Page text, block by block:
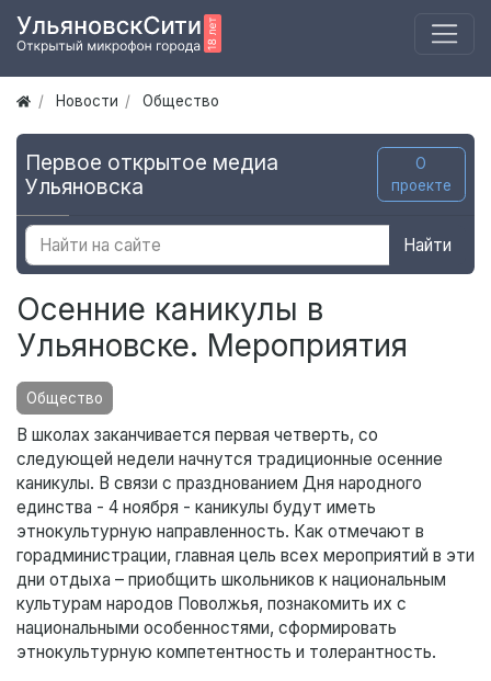
Новости Общество
Первое открытое медиа
Ульяновска
О
проекте
Найти
Осенние каникулы в
Ульяновске. Мероприятия
Общество
В школах заканчивается первая четверть, со
следующей недели начнутся традиционные осенние
каникулы. В связи с празднованием Дня народного
единства - 4 ноября - каникулы будут иметь
этнокультурную направленность. Как отмечают в
горадминистрации, главная цель всех мероприятий в эти
дни отдыха – приобщить школьников к национальным
культурам народов Поволжья, познакомить их с
национальными особенностями, сформировать
этнокультурную компетентность и толерантность.